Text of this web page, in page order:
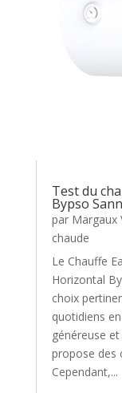
Test du
Bypso
par Margaux
chaude
Le Chauffe
Horizontal
choix
quotidiens
généreuse
propose des
Cependant,...